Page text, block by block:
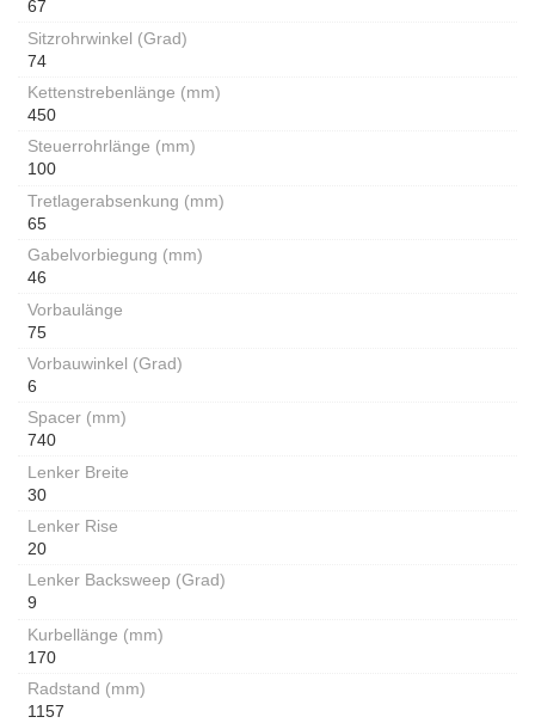
67
Sitzrohrwinkel (Grad)
74
Kettenstrebenlänge (mm)
450
Steuerrohrlänge (mm)
100
Tretlagerabsenkung (mm)
65
Gabelvorbiegung (mm)
46
Vorbaulänge
75
Vorbauwinkel (Grad)
6
Spacer (mm)
740
Lenker Breite
30
Lenker Rise
20
Lenker Backsweep (Grad)
9
Kurbellänge (mm)
170
Radstand (mm)
1157